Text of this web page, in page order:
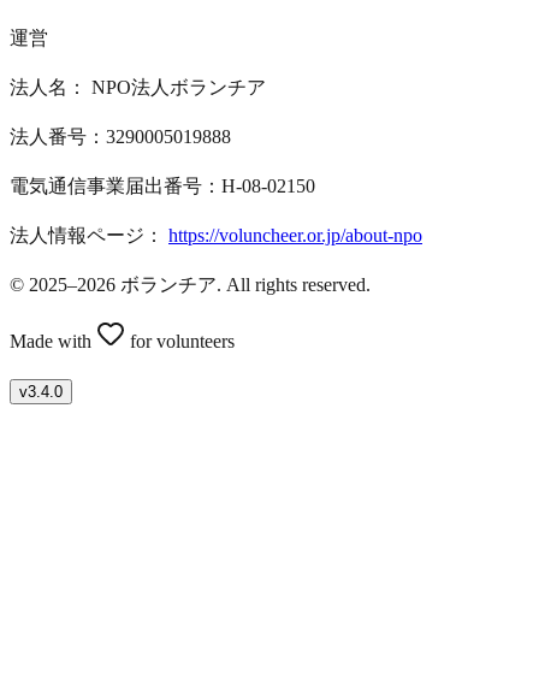
運営
法人名： NPO法人ボランチア
法人番号：3290005019888
電気通信事業届出番号：H-08-02150
法人情報ページ： https://voluncheer.or.jp/about-npo
© 2025–2026 ボランチア. All rights reserved.
Made with for volunteers
v3.4.0